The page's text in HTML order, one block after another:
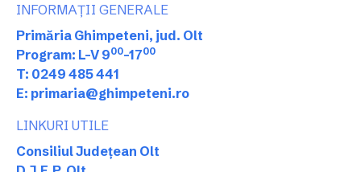
INFORMAȚII GENERALE
Primăria Ghimpeteni, jud. Olt
Program: L-V 900-1700
T: 0249 485 441
E: primaria@ghimpeteni.ro
LINKURI UTILE
Consiliul Județean Olt